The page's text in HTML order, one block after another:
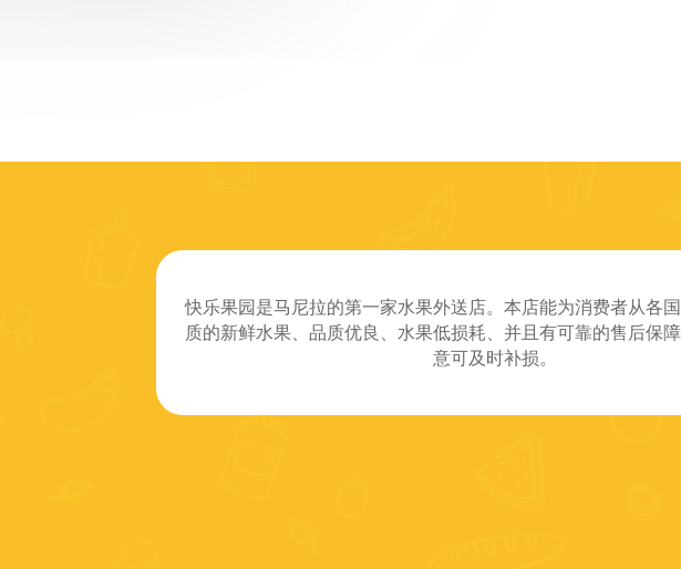
快乐果园是马尼拉的第一家水果外送店。本店能为消费者从各
质的新鲜水果、品质优良、水果低损耗、并且有可靠的售后保
意可及时补损。